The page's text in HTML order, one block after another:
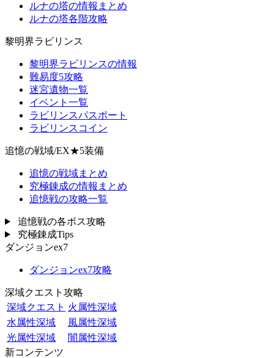
ルナの塔の情報まとめ
ルナの塔各階攻略
黎明界ラビリンス
黎明界ラビリンスの情報
難易度5攻略
迷宮遺物一覧
イベント一覧
ラビリンスパスポート
ラビリンスコイン
追憶の戦域/EX★5装備
追憶の戦域まとめ
究極錬成の情報まとめ
追憶戦の攻略一覧
追憶戦の各ボス攻略
究極錬成Tips
ダンジョンex7
ダンジョンex7攻略
深域クエスト攻略
深域クエスト 火属性深域
水属性深域
風属性深域
光属性深域
闇属性深域
新コンテンツ